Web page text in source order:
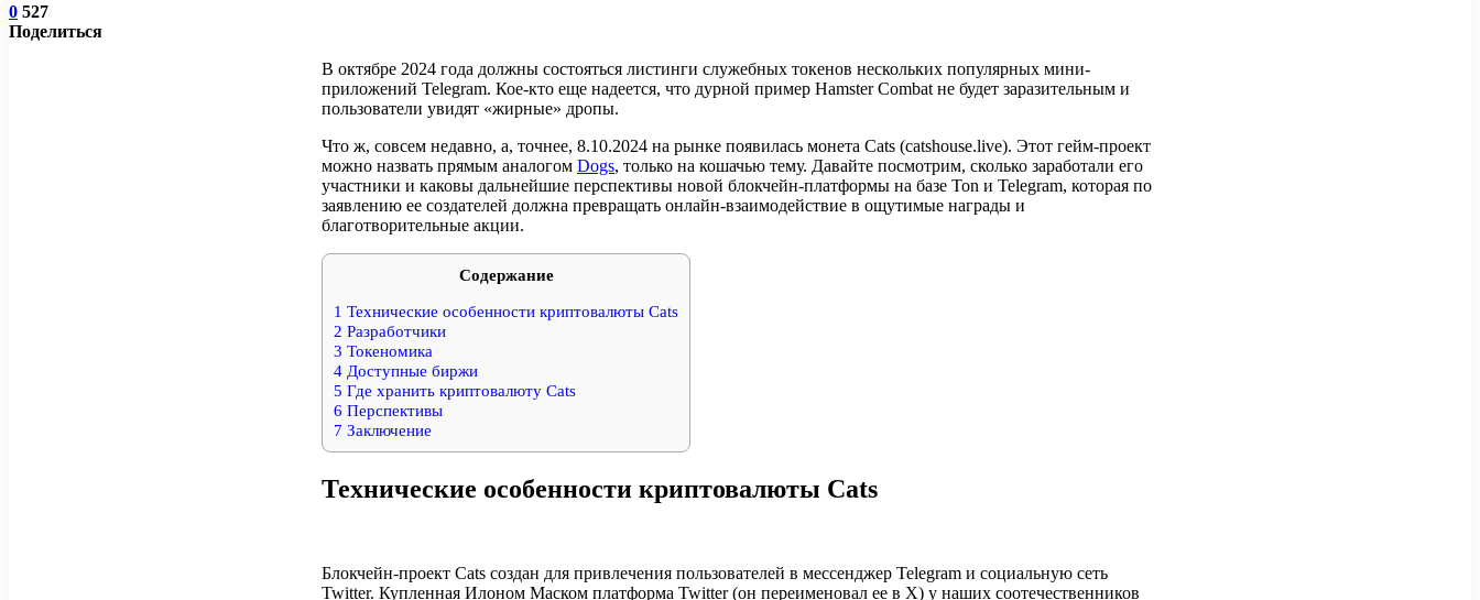
0 527
Поделиться
В октябре 2024 года должны состояться листинги служебных токенов нескольких популярных мини-
приложений Telegram. Кое-кто еще надеется, что дурной пример Hamster Combat не будет заразительным и
пользователи увидят «жирные» дропы.
Что ж, совсем недавно, а, точнее, 8.10.2024 на рынке появилась монета Cats (catshouse.live). Этот гейм-проект
можно назвать прямым аналогом Dogs, только на кошачью тему. Давайте посмотрим, сколько заработали его
участники и каковы дальнейшие перспективы новой блокчейн-платформы на базе Ton и Telegram, которая по
заявлению ее создателей должна превращать онлайн-взаимодействие в ощутимые награды и
благотворительные акции.
Содержание
1 Технические особенности криптовалюты Cats
2 Разработчики
3 Токеномика
4 Доступные биржи
5 Где хранить криптовалюту Cats
6 Перспективы
7 Заключение
Технические особенности криптовалюты Cats
Блокчейн-проект Cats создан для привлечения пользователей в мессенджер Telegram и социальную сеть
Twitter. Купленная Илоном Маском платформа Twitter (он переименовал ее в X) у наших соотечественников